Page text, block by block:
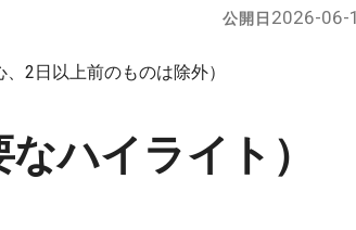
公開日 2026-06-
、2日以上前のものは除外）
ハイライト）